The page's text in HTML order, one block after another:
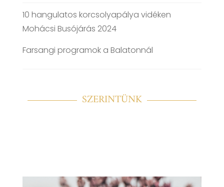
10 hangulatos korcsolyapálya vidéken
Mohácsi Busójárás 2024
Farsangi programok a Balatonnál
SZERINTÜNK